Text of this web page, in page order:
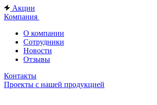
Акции
Компания
О компании
Сотрудники
Новости
Отзывы
Контакты
Проекты с нашей продукцией